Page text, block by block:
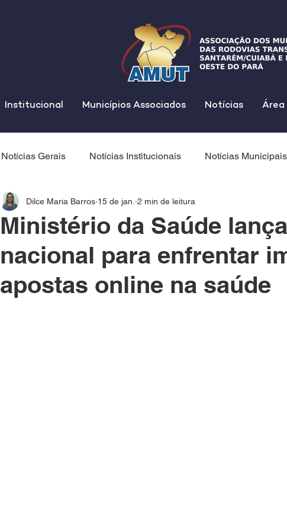
Institucional Municípios Associados Notícias Área
Notícias Gerais Notícias Institucionais Notícias Municipais
Ministério da Saúde
nacional para enfrentar
apostas online na saúde
Dilce Maria Barros 15 de jan. 2 min de leitura